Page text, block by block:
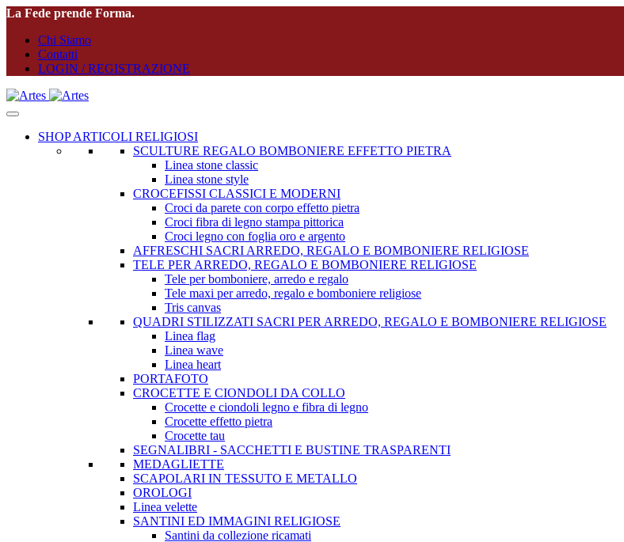
La Fede prende Forma.
Chi Siamo
Contatti
LOGIN / REGISTRAZIONE
SHOP ARTICOLI RELIGIOSI
SCULTURE REGALO BOMBONIERE EFFETTO PIETRA
Linea stone classic
Linea stone style
CROCEFISSI CLASSICI E MODERNI
Croci da parete con corpo effetto pietra
Croci fibra di legno stampa pittorica
Croci legno con foglia oro e argento
AFFRESCHI SACRI ARREDO, REGALO E BOMBONIERE RELIGIOSE
TELE PER ARREDO, REGALO E BOMBONIERE RELIGIOSE
Tele per bomboniere, arredo e regalo
Tele maxi per arredo, regalo e bomboniere religiose
Tris canvas
QUADRI STILIZZATI SACRI PER ARREDO, REGALO E BOMBONIERE RELIGIOSE
Linea flag
Linea wave
Linea heart
PORTAFOTO
CROCETTE E CIONDOLI DA COLLO
Crocette e ciondoli legno e fibra di legno
Crocette effetto pietra
Crocette tau
SEGNALIBRI - SACCHETTI E BUSTINE TRASPARENTI
MEDAGLIETTE
SCAPOLARI IN TESSUTO E METALLO
OROLOGI
Linea velette
SANTINI ED IMMAGINI RELIGIOSE
Santini da collezione ricamati